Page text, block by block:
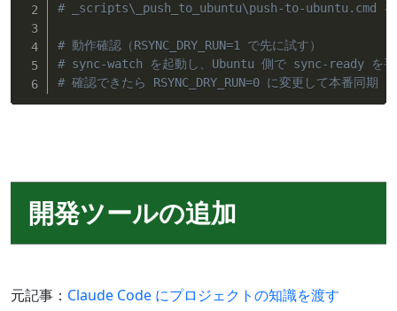
# _scripts\_push_to_ubuntu\push-to-ubuntu.cmd を
# 動作確認（RSYNC_DRY_RUN=1 で先に試す）
# sync-watch を起動し、Ubuntu 側で sync-ready を手
# 確認できたら RSYNC_DRY_RUN=0 に変更して本番同期
開発ツールの追加
元記事： Claude Code にプロジェクトの知識を渡す